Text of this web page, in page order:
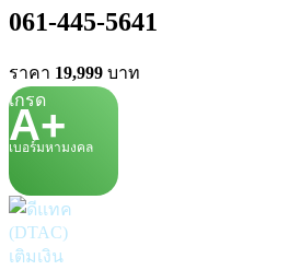
061-445-5641
ราคา 19,999 บาท
เกรด
A+
เบอร์มหามงคล
เติมเงิน